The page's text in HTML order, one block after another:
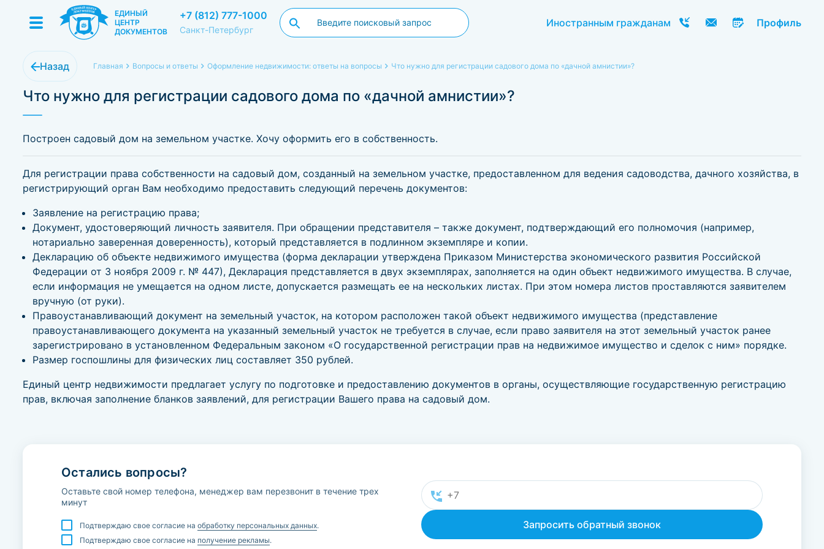
ЕДИНЫЙ
ЦЕНТР
ДОКУМЕНТОВ
+7 (812) 777-1000
Санкт-Петербург
Иностранным гражданам Профиль
Назад Главная Вопросы и ответы Оформление недвижимости: ответы на вопросы Что нужно для регистрации садового дома по «дачной амнистии»?
Что нужно для регистрации садового дома по «дачной амнистии»?
Построен садовый дом на земельном участке. Хочу оформить его в собственность.
Для регистрации права собственности на садовый дом, созданный на земельном участке, предоставленном для ведения садоводства, дачного хозяйства, в
регистрирующий орган Вам необходимо предоставить следующий перечень документов:
Заявление на регистрацию права;
Документ, удостоверяющий личность заявителя. При обращении представителя – также документ, подтверждающий его полномочия (например,
нотариально заверенная доверенность), который представляется в подлинном экземпляре и копии.
Декларацию об объекте недвижимого имущества (форма декларации утверждена Приказом Министерства экономического развития Российской
Федерации от 3 ноября 2009 г. № 447), Декларация представляется в двух экземплярах, заполняется на один объект недвижимого имущества. В случае,
если информация не умещается на одном листе, допускается размещать ее на нескольких листах. При этом номера листов проставляются заявителем
вручную (от руки).
Правоустанавливающий документ на земельный участок, на котором расположен такой объект недвижимого имущества (представление
правоустанавливающего документа на указанный земельный участок не требуется в случае, если право заявителя на этот земельный участок ранее
зарегистрировано в установленном Федеральным законом «О государственной регистрации прав на недвижимое имущество и сделок с ним» порядке.
Размер госпошлины для физических лиц составляет 350 рублей.
Единый центр недвижимости предлагает услугу по подготовке и предоставлению документов в органы, осуществляющие государственную регистрацию
прав, включая заполнение бланков заявлений, для регистрации Вашего права на садовый дом.
Остались вопросы?
Оставьте свой номер телефона, менеджер вам перезвонит в течение трех
минут
Подтверждаю свое согласие на обработку персональных данных.
Подтверждаю свое согласие на получение рекламы.